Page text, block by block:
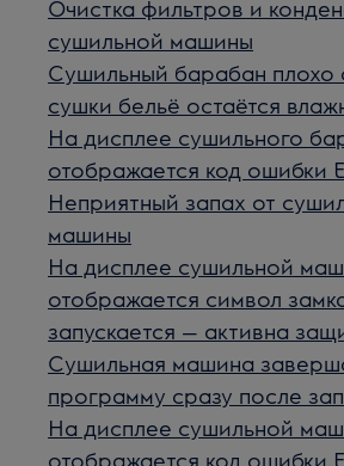
Очистка фильтров и
сушильной машины
Сушильный барабан плохо
сушки бельё остаётся
На дисплее сушильного
отображается код ошибки
Неприятный запах от
машины
На дисплее сушильной
отображается символ
запускается — активна
Сушильная машина
программу сразу после
На дисплее сушильной
отображается код ошибки